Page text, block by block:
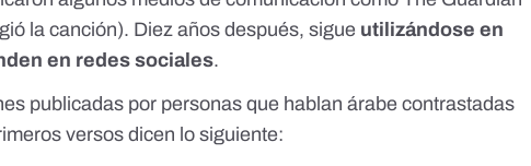
la canción). Diez años después, sigue utilizándose en
en redes sociales.
publicadas por personas que hablan árabe contrastadas
versos dicen lo siguiente: